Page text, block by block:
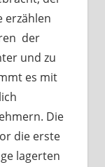
erzählen
der
und zu
es mit
Die
die erste
lagerten